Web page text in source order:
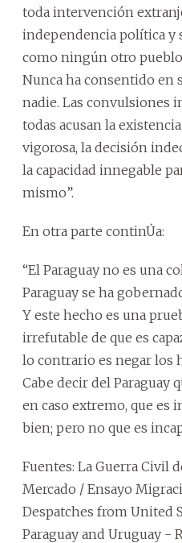
toda intervención
independencia política y
como ningún otro
Nunca ha consentido en
nadie. Las convulsiones
todas acusan la
vigorosa, la decisión
la capacidad innegable
mismo”.
En otra parte continÚa:
“El Paraguay no es una
Paraguay se ha
Y este hecho es una
irrefutable de que es
lo contrario es negar los
Cabe decir del Paraguay
en caso extremo, que es
bien; pero no que es
Fuentes: La Guerra Civil
Mercado / Ensayo
Despatches from United
Paraguay and Uruguay -